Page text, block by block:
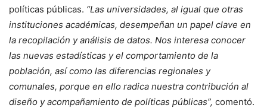
políticas públicas. “Las universidades, al igual que otras
instituciones académicas, desempeñan un papel clave en
la recopilación y análisis de datos. Nos interesa conocer
las nuevas estadísticas y el comportamiento de la
población, así como las diferencias regionales y
comunales, porque en ello radica nuestra contribución al
diseño y acompañamiento de políticas públicas”, comentó.